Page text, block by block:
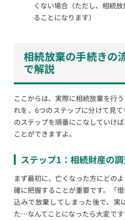
くない場合（ただし、相続
ることになります）
相続放棄の手続きの
で解説
ここからは、実際に相続放棄を行
れを、6つのステップに分けて見
のステップを順番にこなしていけ
ことができますよ。
ステップ1：相続財産の
まず最初に、亡くなった方にどの
確に把握することが重要です。「
込みで放棄してしまった後で、実
た…なんてことになったら大変で